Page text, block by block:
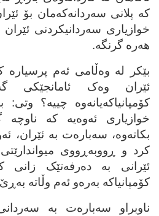
که‌ پلانی سه‌ردانه‌که‌مان بۆ
خوازیاری سه‌ردانیکردنی
هه‌ره‌ گرنگه‌.
بێکر له‌ وه‌ڵامی ئه‌م پرسیاره‌
ئێران وه‌ک ئامانجێکی
کۆمپانیاکه‌یانه‌وه‌ چییه‌؟ وتی:
خوازیاری ئه‌وه‌یه‌ که‌ ناوچه‌
بکاته‌وه‌، سه‌باره‌ت به‌ ئێران،
کرد و ڕووبه‌ڕووی
ئێرانی به‌ ده‌رفه‌تێک زانی
کۆمپانیاکه‌ به‌ره‌و ئه‌م وڵاته‌
ناوبراو سه‌باره‌ت به‌